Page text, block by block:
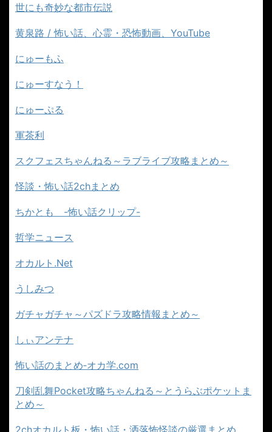
世にも奇妙な都市伝説
黄泉路 / 怖い話、心霊・恐怖動画、YouTube
にゅーもふ
にゅーすなう！
にゅーぷる
軍茶利
スクフェスちゃんねる～ラブライブ攻略まとめ～
怪談・怖い話2chまとめ
ちかとも -怖い話クリップ-
哲学ニュース
オカルト.Net
うしみつ
ガチャガチャ～パズドラ攻略情報まとめ～
しぃアンテナ
怖い話のまとめ‐オカ学.com
刀剣乱舞Pocket攻略ちゃんねる～とうらぶポケットま
とめ～
2chオカルト板・怖い話・洒落怖怪談の厳選まとめ